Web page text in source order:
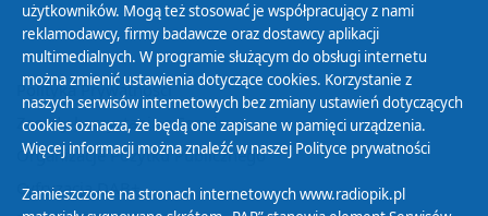
Polityka Prywatności
Zasady korzystania z Serwisu
Organizacje Pożytku Publicznego
Cyfryzacja DAB+
użytkowników. Mogą też stosować je współpracujący z nami
reklamodawcy, firmy badawcze oraz dostawcy aplikacji
multimedialnych. W programie służącym do obsługi internetu
można zmienić ustawienia dotyczące cookies. Korzystanie z
naszych serwisów internetowych bez zmiany ustawień dotyczących
cookies oznacza, że będą one zapisane w pamięci urządzenia.
Więcej informacji można znaleźć w naszej Polityce prywatności
Zamieszczone na stronach internetowych www.radiopik.pl